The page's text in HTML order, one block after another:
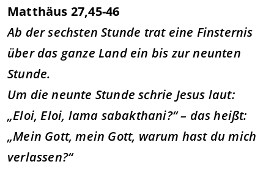
Matthäus 27,45-46
Ab der sechsten Stunde trat eine Finsternis
über das ganze Land ein bis zur neunten
Stunde.
Um die neunte Stunde schrie Jesus laut:
„Eloi, Eloi, lama sabakthani?“ – das heißt:
„Mein Gott, mein Gott, warum hast du mich
verlassen?“